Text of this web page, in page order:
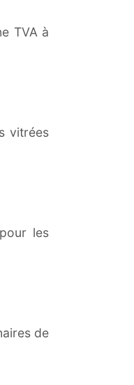
TVA à
vitrées
les
de